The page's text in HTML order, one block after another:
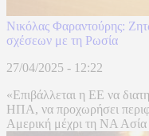
Νικόλας Φαραντούρης:
σχέσεων με τη Ρωσία
27/04/2025 - 12:22
«Επιβάλλεται η ΕΕ να
ΗΠΑ, να προχωρήσει
Αμερική μέχρι τη ΝΑ Ασία